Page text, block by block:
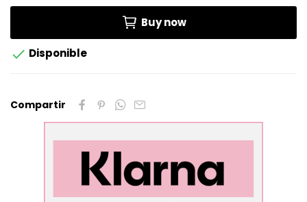
Buy now
 Disponible
Compartir